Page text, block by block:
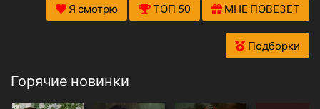
Я смотрю ТОП 50 МНЕ ПОВЕЗЕТ
Подборки
Горячие новинки